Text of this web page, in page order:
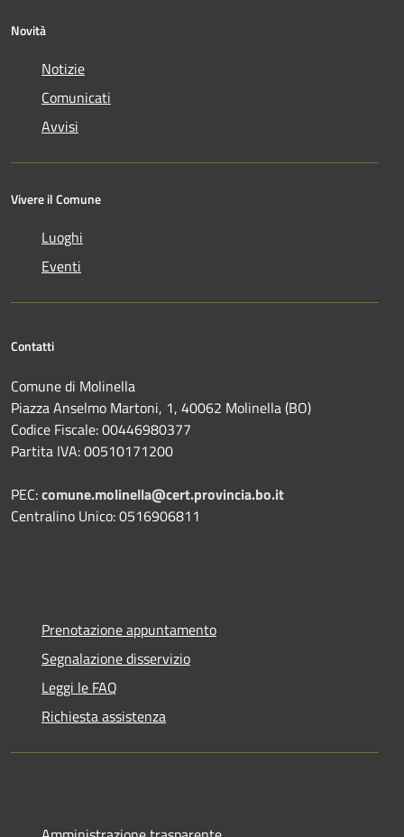
Novità
Notizie
Comunicati
Avvisi
Vivere il Comune
Luoghi
Eventi
Contatti
Comune di Molinella
Piazza Anselmo Martoni, 1, 40062 Molinella (BO)
Codice Fiscale: 00446980377
Partita IVA: 00510171200
PEC:comune.molinella@cert.provincia.bo.it
Centralino Unico: 0516906811
Prenotazione appuntamento
Segnalazione disservizio
Leggi le FAQ
Richiesta assistenza